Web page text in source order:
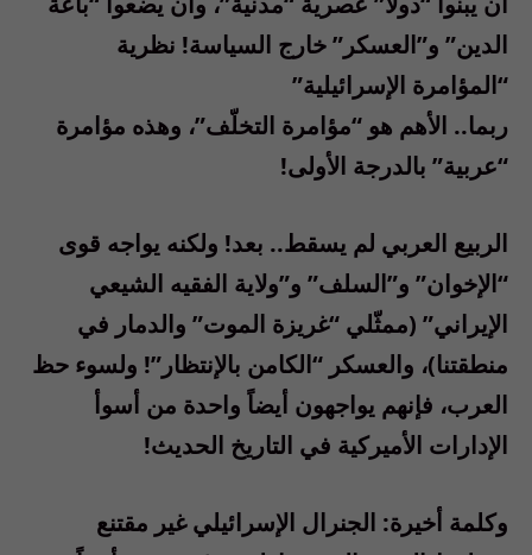
الدين” و”العسكر” خارج السياسة! نظرية
“المؤامرة الإسرائيلية”
ربما.. الأهم هو “مؤامرة التخلّف”، وهذه مؤامرة
“عربية” بالدرجة الأولى!
الربيع العربي لم يسقط.. بعد! ولكنه يواجه قوى
“الإخوان” و”السلف” و”ولاية الفقيه الشيعي
الإيراني” (ممثّلي “غريزة الموت” والدمار في
منطقتنا)، والعسكر “الكامن بالإنتظار”! ولسوء حظ
العرب، فإنهم يواجهون أيضاً واحدة من أسوأ
الإدارات الأميركية في التاريخ الحديث!
وكلمة أخيرة: الجنرال الإسرائيلي غير مقتنع